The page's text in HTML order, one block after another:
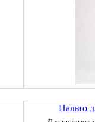
Пальто